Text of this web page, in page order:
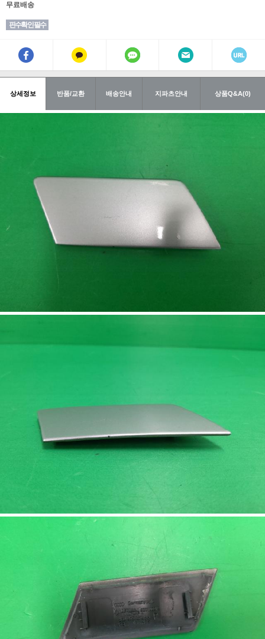
무료배송
핀수확인 필수
상세정보 반품/교환 배송안내 지파츠안내 상품Q&A(0)